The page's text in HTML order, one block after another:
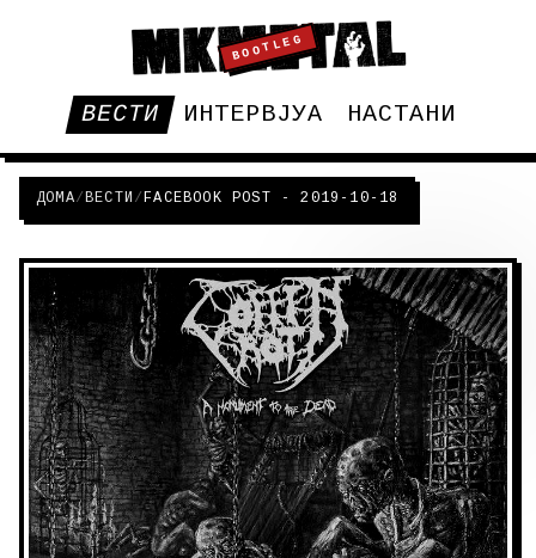
BOOTLEG
ВЕСТИ ИНТЕРВЈУА НАСТАНИ
ДОМА/ВЕСТИ /FACEBOOK POST - 2019-10-18